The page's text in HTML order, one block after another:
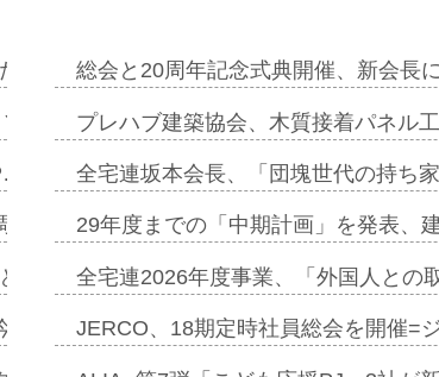
新入浴法を提案=P…
YKKAPとワンビ…
査=Nature…
と安全性追加=リンナ…
期は増収見込む=…
総会と20周年記念式典開催、新会長
プレハブ建築協会、木質接着パネル
全宅連坂本会長、「団塊世代の持ち
29年度までの「中期計画」を発表、
全宅連2026年度事業、「外国人と
JERCO、18期定時社員総会を開催=